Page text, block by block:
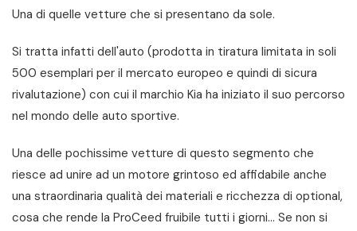
Una di quelle vetture che si presentano da sole.
Si tratta infatti dell'auto (prodotta in tiratura limitata in soli
500 esemplari per il mercato europeo e quindi di sicura
rivalutazione) con cui il marchio Kia ha iniziato il suo percorso
nel mondo delle auto sportive.
Una delle pochissime vetture di questo segmento che
riesce ad unire ad un motore grintoso ed affidabile anche
una straordinaria qualità dei materiali e ricchezza di optional,
cosa che rende la ProCeed fruibile tutti i giorni... Se non si